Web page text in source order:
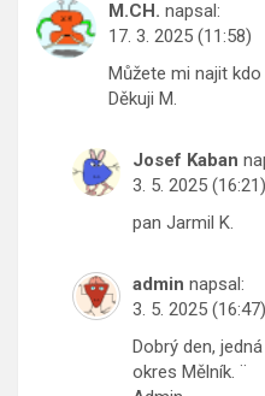
M.CH. napsal:
17. 3. 2025 (11:58)
Můžete mi najit
Děkuji M.
Josef Kaban
3. 5. 2025 (16:21)
pan Jarmil K.
admin napsal:
3. 5. 2025 (16:47)
Dobrý den,
okres Mělník. ¨